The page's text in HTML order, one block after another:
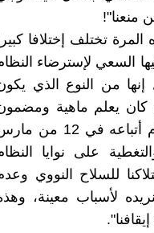
منعنا"!
تختلف إختلافا کبيرا
السعي لإسترضاء
من النوع الذي
کان يعلم ماهية
هذه الرسالة قبل وصولها إليه، فإنه وفي خطاب له أمام أتباعه في 12
على نوايا
للسلاح النووي
لأسباب معينة،